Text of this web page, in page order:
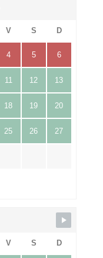
V S D
4 5 6
11 12 13
18 19 20
25 26 27
V S D